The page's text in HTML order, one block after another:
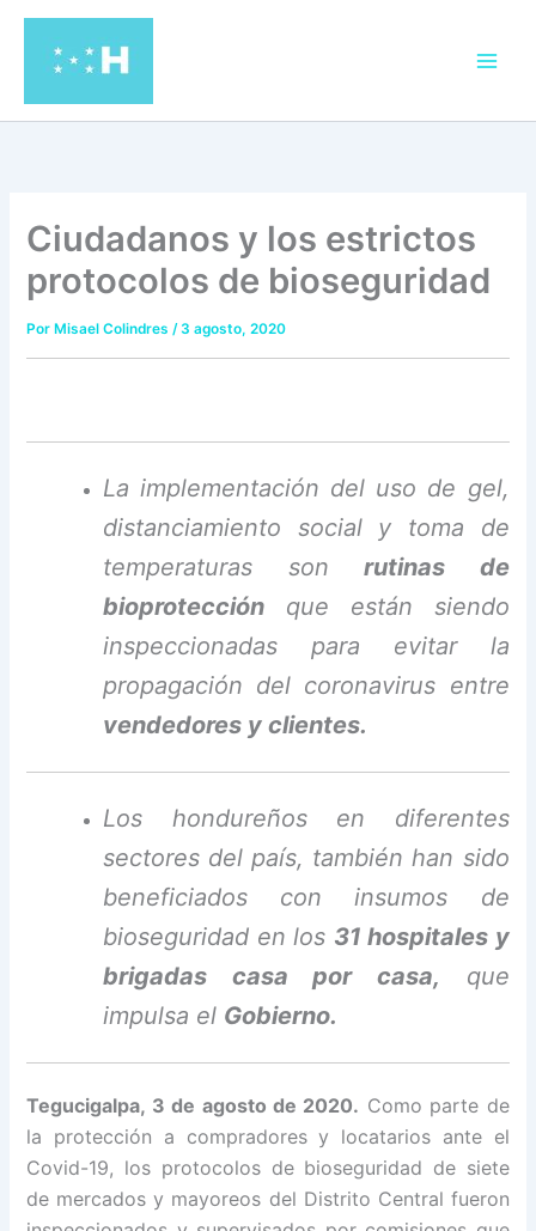
contenido
Ciudadanos y los estrictos
protocolos de bioseguridad
Por Misael Colindres/3 agosto, 2020
La implementación del uso de gel,
distanciamiento social y toma de
temperaturas sonrutinas de
bioprotección que están siendo
inspeccionadas para evitar la
propagación del coronavirus entre
vendedores y clientes.
Los hondureños en diferentes
sectores del país, también han sido
beneficiados con insumos de
bioseguridad en los 31 hospitales y
brigadas casa por casa, que
impulsa el Gobierno.
Tegucigalpa, 3 de agosto de 2020. Como parte de
la protección a compradores y locatarios ante el
Covid-19, los protocolos de bioseguridad de siete
de mercados y mayoreos del Distrito Central fueron